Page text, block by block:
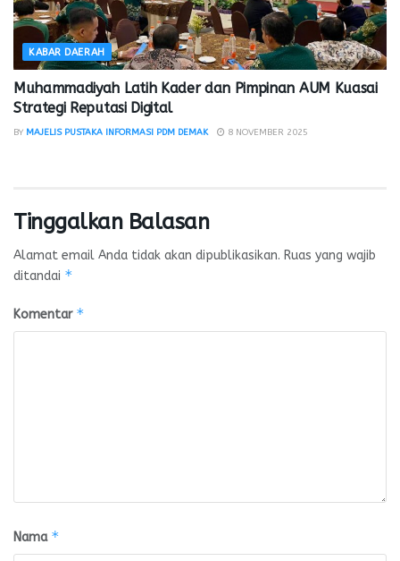
KABAR DAERAH
Muhammadiyah Latih Kader dan Pimpinan AUM Kuasai
Strategi Reputasi Digital
BY MAJELIS PUSTAKA INFORMASI PDM DEMAK 8 NOVEMBER 2025
Tinggalkan Balasan
Alamat email Anda tidak akan dipublikasikan. Ruas yang wajib
ditandai *
Komentar *
Nama *